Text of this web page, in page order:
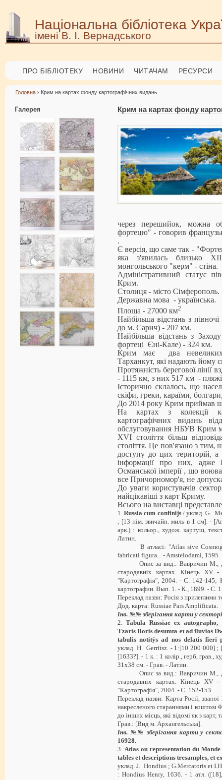
Національна бібліотека
імені В. І. Вернадського
ПРО БІБЛІОТЕКУ НОВИНИ ЧИТАЧАМ РЕСУРСИ
Головна › Крим на картах фонду картографічних видань.
Галерея Крим на картах фонду
через перешийок, можна
фортецю" - говорив
.
Є версія, що саме так -
яка з'явилась близько
монгольського "керм" - стіна.
Адміністративний статус
Крим.
Столиця - місто Сімферополь.
Державна мова - українська.
Площа - 27000 км2
Найбільша відстань з
до м. Сарич) - 207 км.
Найбільша відстань з
фортеці Єні-Кале) - 324 км.
Крим має два невеликих
Тарханкут, які надають йому
Протяжність берегової лінії
- 1115 км, з них 517 км -
Історично склалось, що
скіфи, греки, караїми,
До 2014 року Крим приймав
На картах з колекції
картографічних видань
обслуговування НБУВ Крим
XVI століття більш
століття. Це пов'язано з тим,
доступу до цих територій, а
інформації про них, адже
Османської імперії , що
все Причорномор'я, не
До уваги користувачів
найцікавіші з карт Криму.
Всього на виставці
1.Russia cum confinijs/ уклад. G.
; [13 нім. звичайн. миль в 1 см]. -
арк.) : кольор., худож. картуш,
Латин.
В атласі: "Atlas sive
fabricati figura... - Amstelodami, 1595.
Опис за вид.: Вавричин М.,
стародавніх картах. Кінець
"Картографія", 2004. - С. 142-145;
картографии. Вып. 1. - К., 1899. - С.
Переклад назви: Росія з прилеглими
Дод. карта: Russiae Pars Amplificata.
Інв. №№ зберігання карти у
2.Tabula Russiae ex
Tzaris Boris desumta et ad fluvios
tabulis notitÿs ad nos delatis fieri
уклад. H. Gerritsz. - 1:[10 200 000] ;
[1633?]. - 1 к. : 1 колір., герб, грав.,
31х38 см. - Грав. - Латин.
Опис за вид.: Вавричин М.,
стародавніх картах. Кінець
"Картографія", 2004. - C. 152-153.
Переклад назви: Карта Росії,
накресленого стараннями і коштом
до інших місць, які відомі як з карт,
Грав.: [Вид м. Архангельська].
Інв. №№ зберігання карти у
16928.
3.Atlas ou representation du
tables et descriptions tresamples, et
уклад. J. Hondius ; G.Mercatoris et
: Hondius Henry, 1636. - 1 атл.